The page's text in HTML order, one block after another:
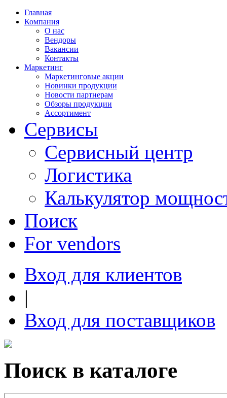
Главная
Компания
О нас
Вендоры
Вакансии
Контакты
Маркетинг
Маркетинговые акции
Новинки продукции
Новости партнерам
Обзоры продукции
Ассортимент
Сервисы
Сервисный центр
Логистика
Калькулятор
Поиск
For vendors
Вход для клиентов
|
Вход для поставщиков
Поиск в каталоге